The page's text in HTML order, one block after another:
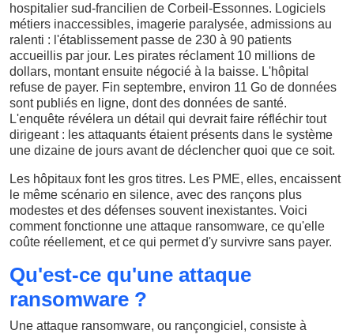
hospitalier sud-francilien de Corbeil-Essonnes. Logiciels
métiers inaccessibles, imagerie paralysée, admissions au
ralenti : l'établissement passe de 230 à 90 patients
accueillis par jour. Les pirates réclament 10 millions de
dollars, montant ensuite négocié à la baisse. L'hôpital
refuse de payer. Fin septembre, environ 11 Go de données
sont publiés en ligne, dont des données de santé.
L'enquête révélera un détail qui devrait faire réfléchir tout
dirigeant : les attaquants étaient présents dans le système
une dizaine de jours avant de déclencher quoi que ce soit.
Les hôpitaux font les gros titres. Les PME, elles, encaissent
le même scénario en silence, avec des rançons plus
modestes et des défenses souvent inexistantes. Voici
comment fonctionne une attaque ransomware, ce qu'elle
coûte réellement, et ce qui permet d'y survivre sans payer.
Qu'est-ce qu'une attaque
ransomware ?
Une attaque ransomware, ou rançongiciel, consiste à